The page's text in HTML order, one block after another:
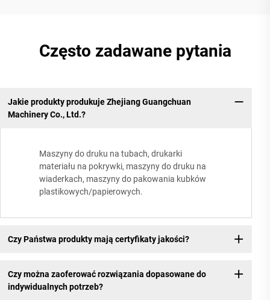
Często zadawane pytania
Jakie produkty produkuje Zhejiang Guangchuan
Machinery Co., Ltd.?
Maszyny do druku na tubach, drukarki
materiału na pokrywki, maszyny do druku na
wiaderkach, maszyny do pakowania kubków
plastikowych/papierowych.
Czy Państwa produkty mają certyfikaty jakości?
Czy można zaoferować rozwiązania dopasowane do
indywidualnych potrzeb?